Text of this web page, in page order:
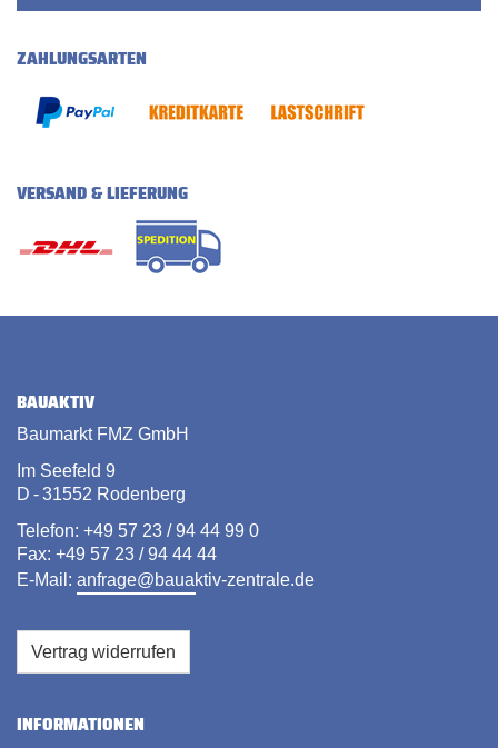
ZAHLUNGSARTEN
VERSAND & LIEFERUNG
BAUAKTIV
Baumarkt FMZ GmbH
Im Seefeld 9
D - 31552 Rodenberg
Telefon: +49 57 23 / 94 44 99 0
Fax: +49 57 23 / 94 44 44
E-Mail: anfrage@bauaktiv-zentrale.de
Vertrag widerrufen
INFORMATIONEN